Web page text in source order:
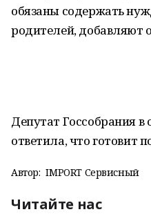
обязаны содержать
родителей, добавляют
Депутат Госсобрания в
ответила, что готовит
Автор: IMPORT Сервисный
Читайте нас